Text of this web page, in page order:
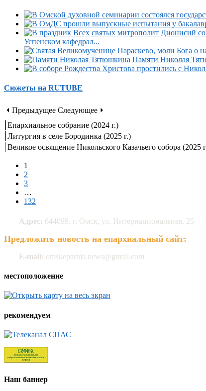
Успенском кафедрал...
Памяти Николая
Сюжеты на RUTUBE
⏴ Предыдущее Следующее ⏵
Епархиальное собрание (2024 г.)
Литургия в селе Бородинка (2025 г.)
Великое освящение Никольского Казачьего собора (2025
1
2
3
…
132
Адрес: 644099, г. Омск, ул. Интернациональная, 25
Предложить новость на епархиальный сайт:
E-mail: omskeparhia.news@gmail.com
местоположение
рекомендуем
Наш баннер